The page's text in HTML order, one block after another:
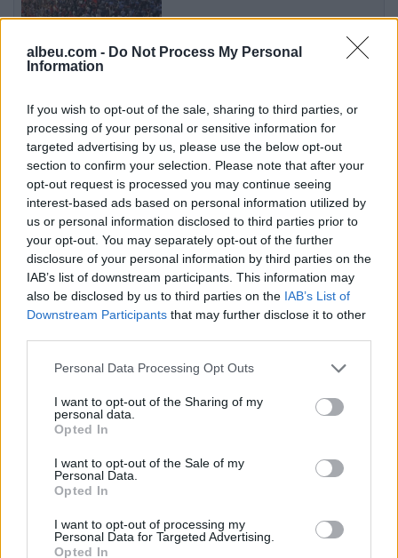
albeu.com - Do Not Process My Personal
Information
If you wish to opt-out of the sale, sharing to third parties, or
processing of your personal or sensitive information for
targeted advertising by us, please use the below opt-out
section to confirm your selection. Please note that after your
opt-out request is processed you may continue seeing
interest-based ads based on personal information utilized by
us or personal information disclosed to third parties prior to
your opt-out. You may separately opt-out of the further
disclosure of your personal information by third parties on the
IAB’s list of downstream participants. This information may
also be disclosed by us to third parties on the IAB’s List of
Downstream Participants that may further disclose it to other
Personal Data Processing Opt Outs
I want to opt-out of the Sharing of my
personal data.
Opted In
I want to opt-out of the Sale of my
Personal Data.
Opted In
I want to opt-out of processing my
Personal Data for Targeted Advertising.
Opted In
Në Shqipëri regjistrohen rreth
të madhe të lejeve të qëndrimit
e kanë…
Esim for Global
for Turkey|Esim for Germany|Esim for Greece |
for Asia|Esim for World Cup 2026